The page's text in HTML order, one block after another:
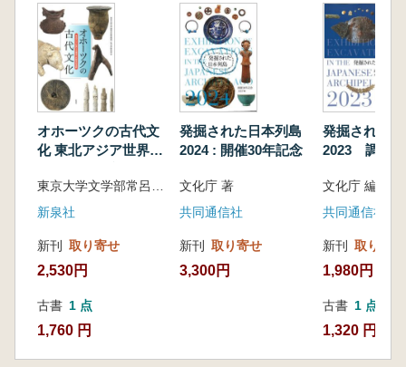
オホーツクの古代文
化 東北アジア世界と
跡
新泉社
新刊 取り寄せ
2,530円
古書 1 点
1,760 円
発掘された日本列島
2024 : 開催30年記念
文化庁 著
共同通信社
新刊 取り寄せ
3,300円
発掘された
2023 調査
文化庁 編
共同通信社
新刊 取り寄せ
1,980円
古書 1 点
1,320 円